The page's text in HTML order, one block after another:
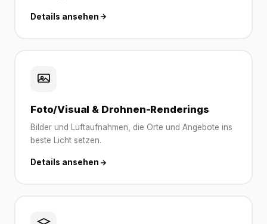
Details ansehen
Foto/Visual & Drohnen-Renderings
Bilder und Luftaufnahmen, die Orte und Angebote ins
beste Licht setzen.
Details ansehen